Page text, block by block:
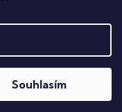
Souhlasím
práva vyhrazena.